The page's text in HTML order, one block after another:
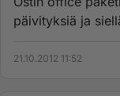
päivityksiä ja
21.10.2012 11:52